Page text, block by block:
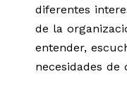
diferentes
de la
entender,
necesidades